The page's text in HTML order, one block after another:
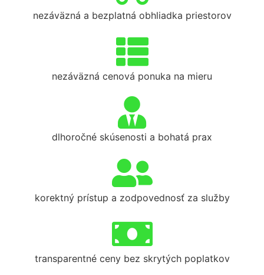
nezáväzná a bezplatná obhliadka priestorov
nezáväzná cenová ponuka na mieru
dlhoročné skúsenosti a bohatá prax
korektný prístup a zodpovednosť za služby
transparentné ceny bez skrytých poplatkov